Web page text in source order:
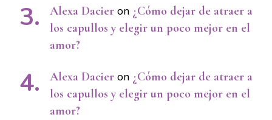
Alexa Dacier on ¿Cómo dejar de atraer a
los capullos y elegir un poco mejor en el
amor?
Alexa Dacier on ¿Cómo dejar de atraer a
los capullos y elegir un poco mejor en el
amor?